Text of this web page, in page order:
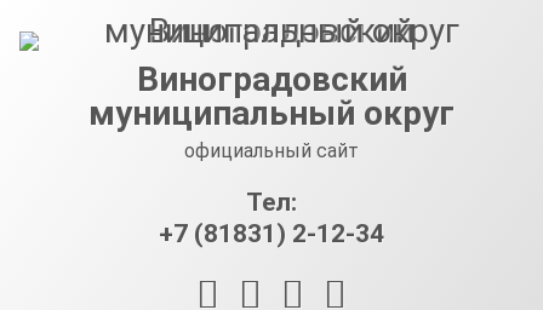
Виноградовский
муниципальный округ
официальный сайт
Тел:
+7 (81831) 2-12-34
RSS E-mailВКонтакте